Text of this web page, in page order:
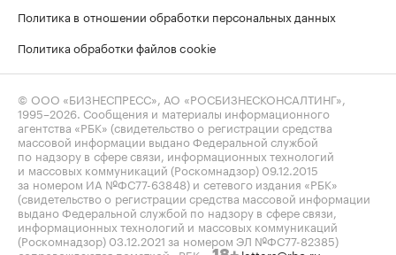
Политика в отношении обработки персональных данных
Политика обработки файлов cookie
© ООО «БИЗНЕСПРЕСС», АО «РОСБИЗНЕСКОНСАЛТИНГ»,
1995–2026 . Сообщения и материалы информационного
агентства «РБК» (свидетельство о регистрации средства
массовой информации выдано Федеральной службой
по надзору в сфере связи, информационных технологий
и массовых коммуникаций (Роскомнадзор) 09.12.2015
за номером ИА №ФС77-63848) и сетевого издания «РБК»
(свидетельство о регистрации средства массовой информации
выдано Федеральной службой по надзору в сфере связи,
информационных технологий и массовых коммуникаций
(Роскомнадзор) 03.12.2021 за номером ЭЛ №ФС77-82385)